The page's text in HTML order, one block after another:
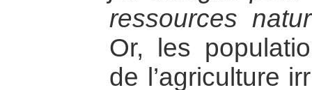
ressources
Or, les
de l’agriculture